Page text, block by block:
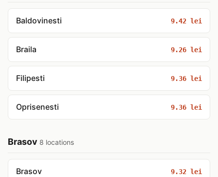
Baldovinesti 9.42 lei
Braila 9.26 lei
Filipesti 9.36 lei
Oprisenesti 9.36 lei
Brasov 8 locations
Brasov 9.32 lei